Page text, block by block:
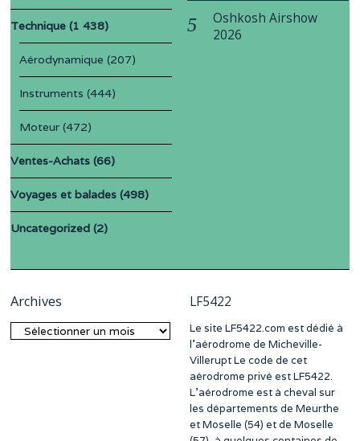
Technique (1 438)
Aérodynamique (207)
Instruments (444)
Moteur (472)
Ventes-Achats (66)
Voyages et balades (498)
Uncategorized (2)
Oshkosh Airshow
2026
Archives
Archives
LF5422
Le site LF5422.com est dédié à
l’aérodrome de Micheville-
Villerupt Le code de cet
aérodrome privé est LF5422.
L’aérodrome est à cheval sur
les départements de Meurthe
et Moselle (54) et de Moselle